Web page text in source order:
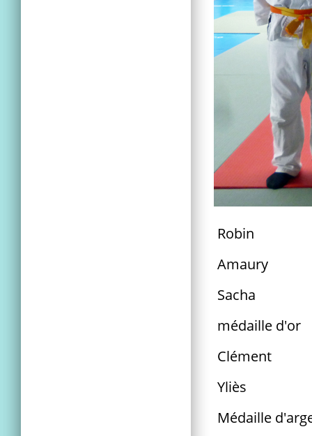
Robin
Amaury
Sacha
médaille d'or
Clément
Yliès
Médaille